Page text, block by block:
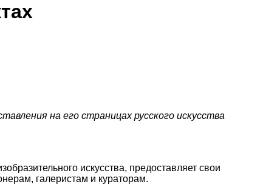
на его страницах русского искусства
искусства, предоставляет свои
галеристам и кураторам.